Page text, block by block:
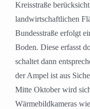
Kreisstraße
landwirtschaftlichen
Bundesstraße erfolgt
Boden. Diese erfasst
schaltet dann
der Ampel ist aus
Mitte Oktober wird
Wärmebildkameras